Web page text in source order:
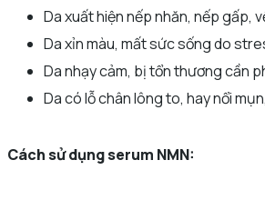
Da xuất hiện nếp nhăn, nếp gấp,
Da xỉn màu, mất sức sống do
Da nhạy cảm, bị tổn thương cần
Da có lỗ chân lông to, hay nổi
Cách sử dụng serum NMN: